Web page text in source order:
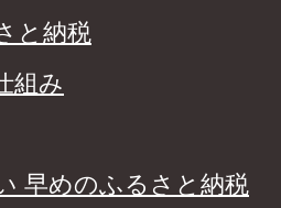
と納税
組み
早めのふるさと納税